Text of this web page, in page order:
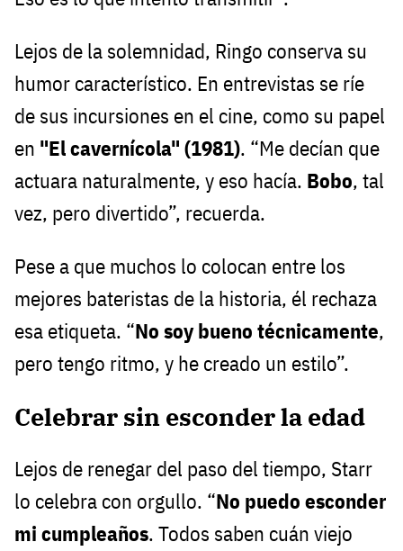
Lejos de la solemnidad, Ringo conserva su
humor característico. En entrevistas se ríe
de sus incursiones en el cine, como su papel
en "El cavernícola" (1981). “Me decían que
actuara naturalmente, y eso hacía. Bobo, tal
vez, pero divertido”, recuerda.
Pese a que muchos lo colocan entre los
mejores bateristas de la historia, él rechaza
esa etiqueta. “No soy bueno técnicamente,
pero tengo ritmo, y he creado un estilo”.
Celebrar sin esconder la edad
Lejos de renegar del paso del tiempo, Starr
lo celebra con orgullo. “No puedo esconder
mi cumpleaños. Todos saben cuán viejo